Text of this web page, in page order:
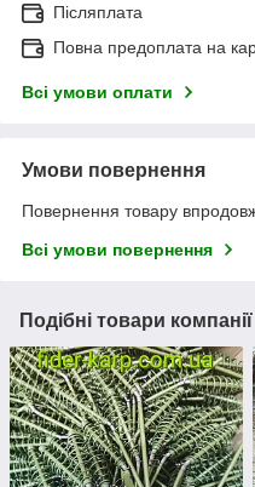
Післяплата
Повна предоплата на
Всі умови оплати
Умови повернення
Повернення товару
Всі умови повернення
Подібні товари компанії